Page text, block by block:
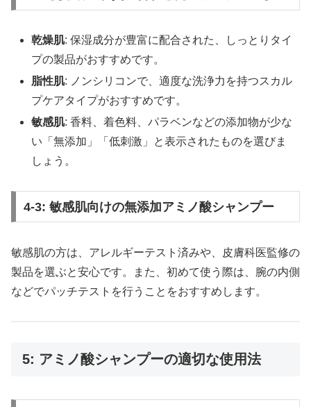
乾燥肌: 保湿成分が豊富に配合された、しっとりタイ
プの製品がおすすめです。
脂性肌: ノンシリコンで、適度な洗浄力を持つスカル
プケアタイプがおすすめです。
敏感肌: 香料、着色料、パラベンなどの添加物が少な
い「無添加」「低刺激」と表示されたものを選びま
しょう。
4-3: 敏感肌向けの無添加アミノ酸シャンプー
敏感肌の方は、アレルギーテスト済みや、皮膚科医監修の
製品を選ぶと安心です。また、初めて使う際は、腕の内側
などでパッチテストを行うことをおすすめします。
5: アミノ酸シャンプーの適切な使用法